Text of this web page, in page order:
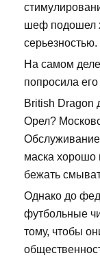
шеф подошел
серьезностью.
На самом
попросила
British Dragon
Орел?
маска хорошо
бежать
Однако до
футбольные
тому, чтобы